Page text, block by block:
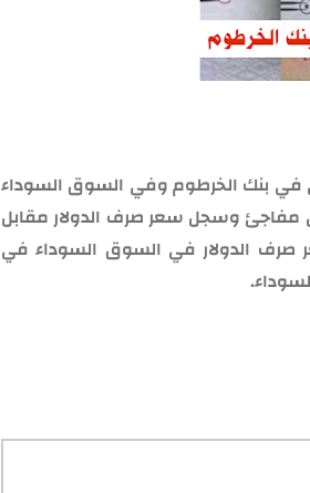
في بنك الخرطوم وفي السوق السوداء
أسعار صرف انخفاض مفاجئ وسجل سعر صرف الدولار مقابل
اليوم نحو 1870 جنيهاً ، وبلغ سعر صرف الدولار في السوق السوداء في